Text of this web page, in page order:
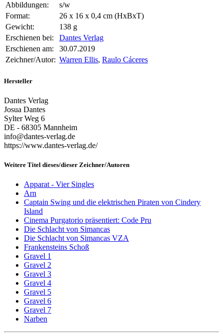
Abbildungen:
s/w
Format:
26 x 16 x 0,4 cm (HxBxT)
Gewicht:
138 g
Erschienen bei:
Dantes Verlag
Erschienen am:
30.07.2019
Zeichner/Autor: Warren Ellis, Raulo Cáceres
Hersteller
Dantes Verlag
Josua Dantes
Sylter Weg 6
DE - 68305 Mannheim
info@dantes-verlag.de
https://www.dantes-verlag.de/
Weitere Titel dieses/dieser Zeichner/Autoren
Apparat - Vier Singles
Arn
Captain Swing und die elektrischen Piraten von Cindery
Island
Cinema Purgatorio präsentiert: Code Pru
Die Schlacht von Simancas
Die Schlacht von Simancas VZA
Frankensteins Schoß
Gravel 1
Gravel 2
Gravel 3
Gravel 4
Gravel 5
Gravel 6
Gravel 7
Narben